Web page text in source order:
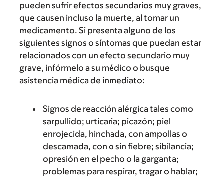
pueden sufrir efectos secundarios muy graves,
que causen incluso la muerte, al tomar un
medicamento. Si presenta alguno de los
siguientes signos o síntomas que puedan estar
relacionados con un efecto secundario muy
grave, infórmelo a su médico o busque
asistencia médica de inmediato:
Signos de reacción alérgica tales como
sarpullido; urticaria; picazón; piel
enrojecida, hinchada, con ampollas o
descamada, con o sin fiebre; sibilancia;
opresión en el pecho o la garganta;
problemas para respirar, tragar o hablar;